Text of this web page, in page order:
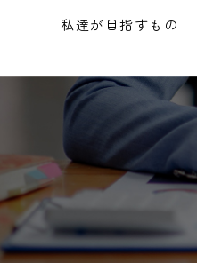
私達が目指すもの